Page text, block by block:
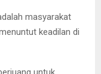
masyarakat
keadilan di